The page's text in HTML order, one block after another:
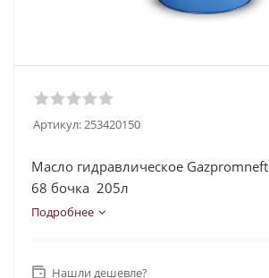
Артикул:253420150
Масло гидравлическое
68 бочка 205л
Подробнее
Нашли дешевле?